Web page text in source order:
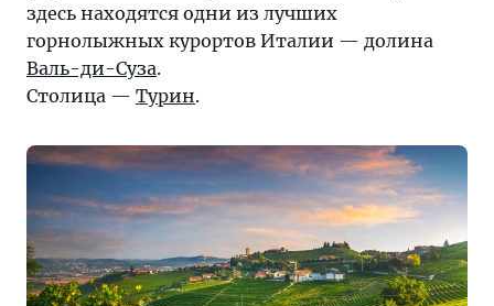
здесь находятся одни из лучших
горнолыжных курортов Италии — долина
Валь-ди-Суза.
Столица — Турин.